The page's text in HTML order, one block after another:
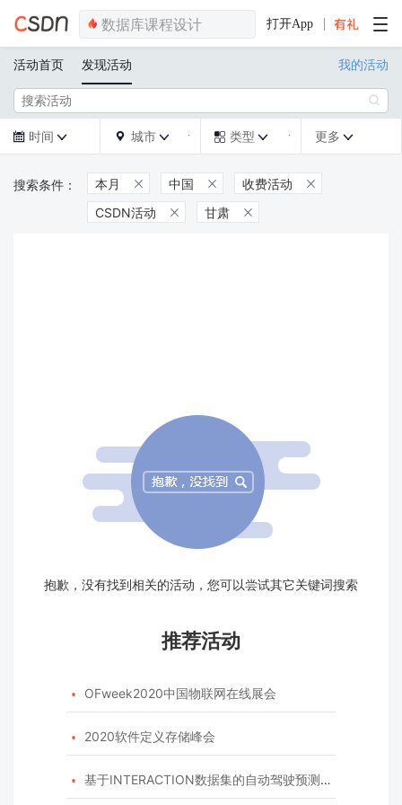
打开App
活动首页 发现活动 我的活动

 时间   城市   类型  更多 
本月  中国  收费活动 
CSDN活动  甘肃 
抱歉，没有找到相关的活动，您可以尝试其它关键词搜索
推荐活动
 OFweek2020中国物联网在线展会
 2020软件定义存储峰会
 基于INTERACTION数据集的自动驾驶预测模型挑战赛